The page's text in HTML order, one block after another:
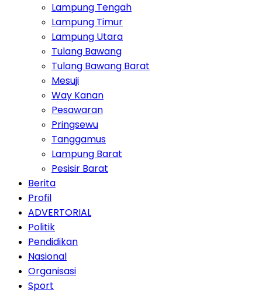
Lampung Tengah
Lampung Timur
Lampung Utara
Tulang Bawang
Tulang Bawang Barat
Mesuji
Way Kanan
Pesawaran
Pringsewu
Tanggamus
Lampung Barat
Pesisir Barat
Berita
Profil
ADVERTORIAL
Politik
Pendidikan
Nasional
Organisasi
Sport